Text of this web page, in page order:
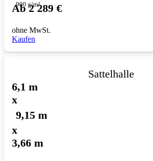
900 g/m²
Ab2 289 €
ohne MwSt.
Kaufen
Sattelhalle
6,1 m
x
9,15 m
x
3,66 m